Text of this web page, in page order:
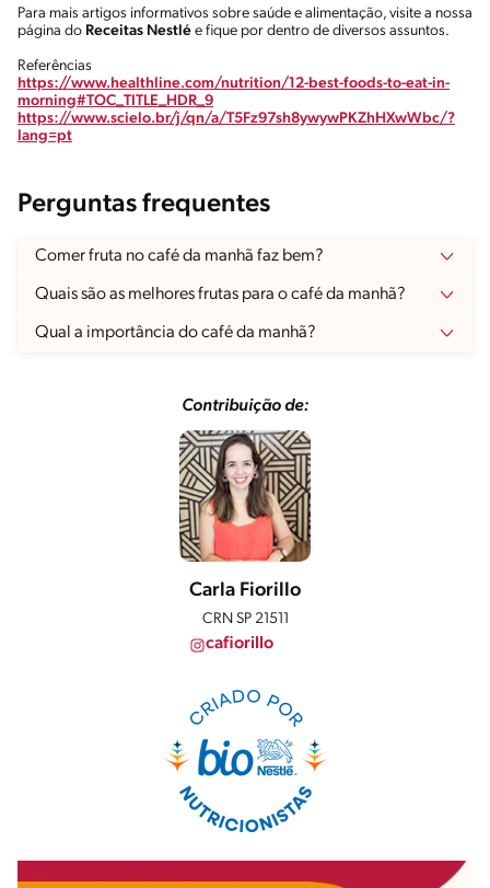
Para mais artigos informativos sobre saúde e alimentação, visite a nossa
página do Receitas Nestlé e fique por dentro de diversos assuntos.
Referências
https://www.healthline.com/nutrition/12-best-foods-to-eat-in-
morning#TOC_TITLE_HDR_9
https://www.scielo.br/j/qn/a/T5Fz97sh8ywywPKZhHXwWbc/?
lang=pt
Perguntas frequentes
Comer fruta no café da manhã faz bem?
Quais são as melhores frutas para o café da manhã?
Qual a importância do café da manhã?
Contribuição de:
Carla Fiorillo
CRN SP 21511
cafiorillo